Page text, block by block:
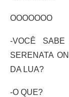
OOOOOOO
-VOCÊ
SERENATA
DA LUA?
-O QUE?